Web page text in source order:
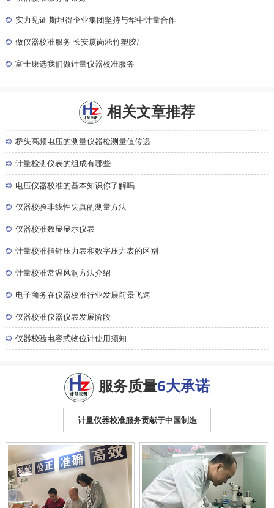
◎ 实力见证 斯坦得企业集团坚持与华中计量合作
◎ 做仪器校准服务 长安厦岗淞竹塑胶厂
◎ 富士康选我们做计量仪器校准服务
相关文章推荐
◎ 桥头高频电压的测量仪器检测量值传递
◎ 计量检测仪表的组成有哪些
◎ 电压仪器校准的基本知识你了解吗
◎ 仪器校验非线性失真的测量方法
◎ 仪器校准数显显示仪表
◎ 计量校准指针压力表和数字压力表的区别
◎ 计量校准常温风洞方法介绍
◎ 电子商务在仪器校准行业发展前景飞速
◎ 仪器校准仪器仪表发展阶段
◎ 仪器校验电容式物位计使用须知
服务质量6大承诺
计量仪器校准服务贡献于中国制造